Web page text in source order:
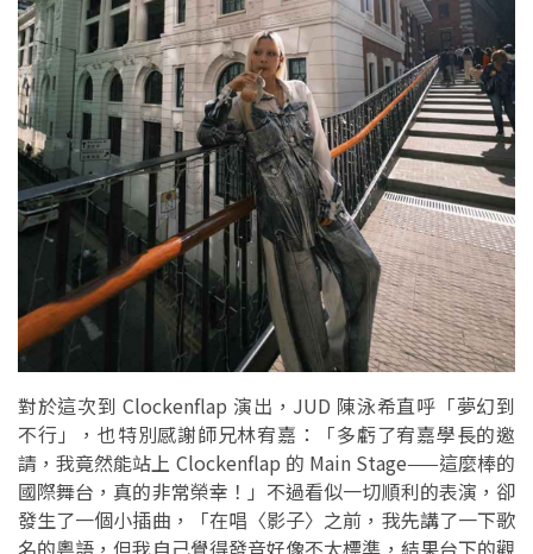
對於這次到 Clockenflap 演出，JUD 陳泳希直呼「夢幻到
不行」，也特別感謝師兄林宥嘉：「多虧了宥嘉學長的邀
請，我竟然能站上 Clockenflap 的 Main Stage——這麼棒的
國際舞台，真的非常榮幸！」不過看似一切順利的表演，卻
發生了一個小插曲，「在唱〈影子〉之前，我先講了一下歌
名的粵語，但我自己覺得發音好像不太標準，結果台下的觀